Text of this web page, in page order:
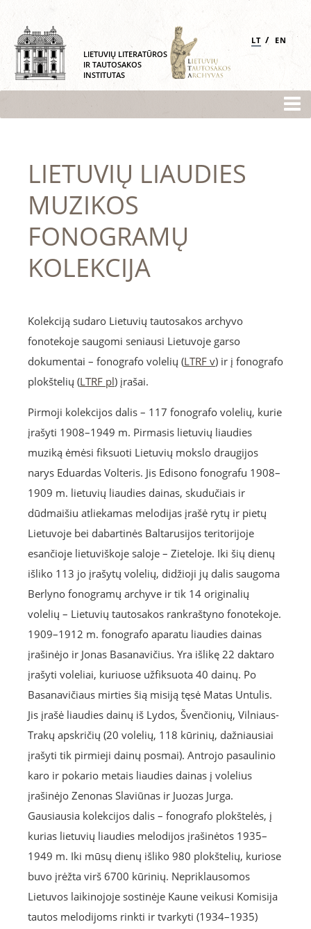
LIETUVIŲ LITERATŪROS
IR TAUTOSAKOS
INSTITUTAS
LT / EN
LIETUVIŲ LIAUDIES
MUZIKOS
FONOGRAMŲ
KOLEKCIJA
Kolekciją sudaro Lietuvių tautosakos archyvo
fonotekoje saugomi seniausi Lietuvoje garso
dokumentai – fonografo volelių (LTRF v) ir į fonografo
plokštelių (LTRF pl) įrašai.
Pirmoji kolekcijos dalis – 117 fonografo volelių, kurie
įrašyti 1908–1949 m. Pirmasis lietuvių liaudies
muziką ėmėsi fiksuoti Lietuvių mokslo draugijos
narys Eduardas Volteris. Jis Edisono fonografu 1908–
1909 m. lietuvių liaudies dainas, skudučiais ir
dūdmaišiu atliekamas melodijas įrašė rytų ir pietų
Lietuvoje bei dabartinės Baltarusijos teritorijoje
esančioje lietuviškoje saloje – Zieteloje. Iki šių dienų
išliko 113 jo įrašytų volelių, didžioji jų dalis saugoma
Berlyno fonogramų archyve ir tik 14 originalių
volelių – Lietuvių tautosakos rankraštyno fonotekoje.
1909–1912 m. fonografo aparatu liaudies dainas
įrašinėjo ir Jonas Basanavičius. Yra išlikę 22 daktaro
įrašyti voleliai, kuriuose užfiksuota 40 dainų. Po
Basanavičiaus mirties šią misiją tęsė Matas Untulis.
Jis įrašė liaudies dainų iš Lydos, Švenčionių, Vilniaus-
Trakų apskričių (20 volelių, 118 kūrinių, dažniausiai
įrašyti tik pirmieji dainų posmai). Antrojo pasaulinio
karo ir pokario metais liaudies dainas į volelius
įrašinėjo Zenonas Slaviūnas ir Juozas Jurga.
Gausiausia kolekcijos dalis – fonografo plokštelės, į
kurias lietuvių liaudies melodijos įrašinėtos 1935–
1949 m. Iki mūsų dienų išliko 980 plokštelių, kuriose
buvo įrėžta virš 6700 kūrinių. Nepriklausomos
Lietuvos laikinojoje sostinėje Kaune veikusi Komisija
tautos melodijoms rinkti ir tvarkyti (1934–1935)